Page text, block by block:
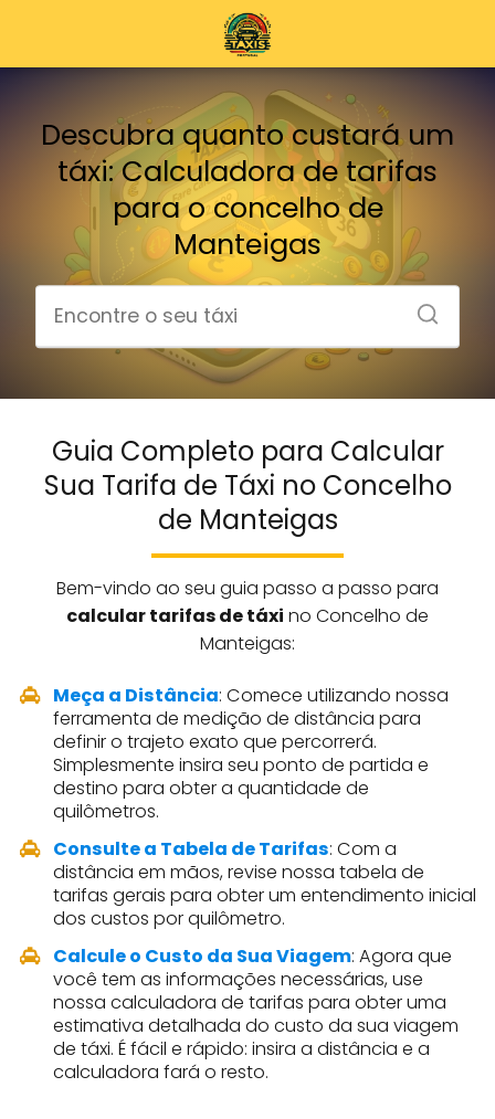
Descubra quanto custará um
táxi: Calculadora de tarifas
para o concelho de
Manteigas
Guia Completo para Calcular
Sua Tarifa de Táxi no Concelho
de Manteigas
Bem-vindo ao seu guia passo a passo para
calcular tarifas de táxi no Concelho de
Manteigas:
Meça a Distância: Comece utilizando nossa
ferramenta de medição de distância para
definir o trajeto exato que percorrerá.
Simplesmente insira seu ponto de partida e
destino para obter a quantidade de
quilômetros.
Consulte a Tabela de Tarifas: Com a
distância em mãos, revise nossa tabela de
tarifas gerais para obter um entendimento inicial
dos custos por quilômetro.
Calcule o Custo da Sua Viagem: Agora que
você tem as informações necessárias, use
nossa calculadora de tarifas para obter uma
estimativa detalhada do custo da sua viagem
de táxi. É fácil e rápido: insira a distância e a
calculadora fará o resto.